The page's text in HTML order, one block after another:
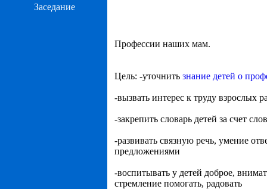
Заседание
Профессии наших мам.
Цель: -уточнить знание детей о
-вызвать интерес к труду взрослых
-закрепить словарь детей за счет
-развивать связную речь, умение
предложениями
-воспитывать у детей доброе,
стремление помогать, радовать